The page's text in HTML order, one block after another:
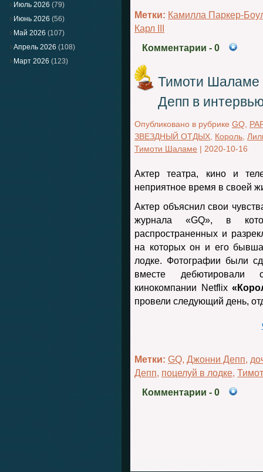
Июль 2026 (79)
Июнь 2026 (56)
Май 2026 (107)
Апрель 2026 (108)
Март 2026 (123)
Метки: Камилла Паркер-
Карл III
Комментарии - 0
Тимоти Шаламе
Депп в
Опубликовано в рубрике GQ
ЗВЕЗДНЫЙ ОТДЫХ Король
Тимоти Шаламе | 2020-10-16
Актер театра, кино и
неприятное время в своей
Актер объяснил свои
журнала «GQ», в
распространенных и
на которых он и его
лодке. Фотографии были
вместе дебютировали
кинокомпании Netflix
провели следующий день,
Метки: GQ, Джонни Депп,
Депп, поцелуй в лодке,
Комментарии - 0